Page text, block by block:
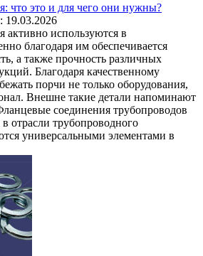
что это и для чего они нужны?
19.03.2026
активно используются в
благодаря им обеспечивается
а также прочность различных
Благодаря качественному
порчи не только оборудования,
Внешне такие детали напоминают
соединения трубопроводов
отрасли трубопроводного
универсальными элементами в